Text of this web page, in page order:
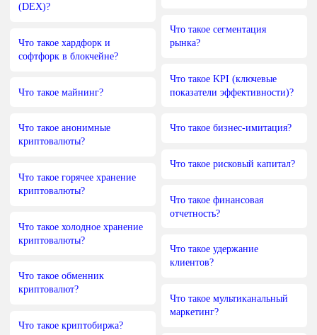
(DEX)?
Что такое хардфорк и
софтфорк в блокчейне?
Что такое майнинг?
Что такое анонимные
криптовалюты?
Что такое горячее хранение
криптовалюты?
Что такое холодное хранение
криптовалюты?
Что такое обменник
криптовалют?
Что такое криптобиржа?
Что такое сегментация
рынка?
Что такое KPI (ключевые
показатели эффективности)?
Что такое бизнес-имитация?
Что такое рисковый капитал?
Что такое финансовая
отчетность?
Что такое удержание
клиентов?
Что такое мультиканальный
маркетинг?